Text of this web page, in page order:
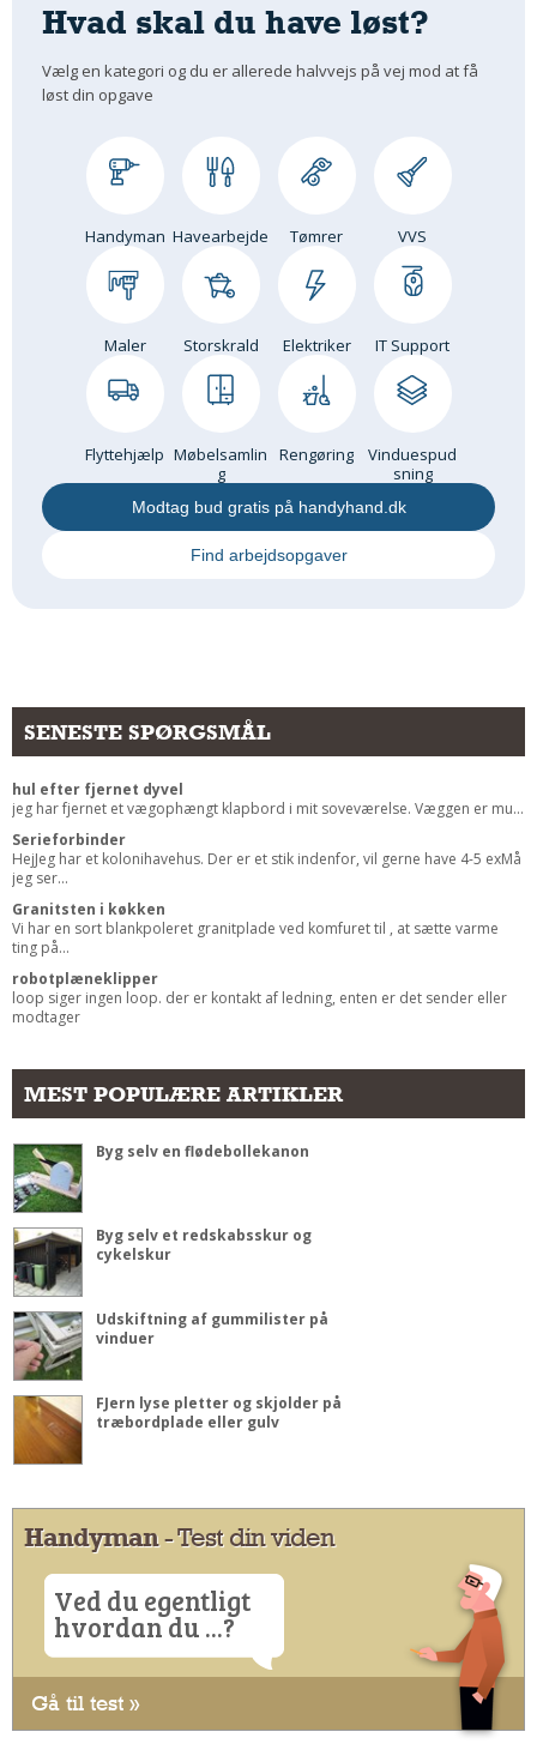
Kan Det Males?
MURER
Nybygning
Om Materialer
GLARMESTER
Udskiftning Og Montage
HANDYMAN
Tips Og Tricks
Andet
Båd
GARTNER
Andet
RENGØRING
Rengøring Af Overflader
Pletleksikon
Hvad skal du have løst?
Vælg en kategori og du er allerede halvvejs på vej mod at få
løst din opgave
Handyman Havearbejde Tømrer VVS
Maler Storskrald Elektriker IT Support
Flyttehjælp Møbelsamlin
g
Rengøring
Vinduespud
sning
Modtag bud gratis på handyhand.dk
Find arbejdsopgaver
SENESTE SPØRGSMÅL
hul efter fjernet dyvel
jeg har fjernet et vægophængt klapbord i mit soveværelse. Væggen er mu...
Serieforbinder
HejJeg har et kolonihavehus. Der er et stik indenfor, vil gerne have 4-5 exMå
jeg ser...
Granitsten i køkken
Vi har en sort blankpoleret granitplade ved komfuret til , at sætte varme
ting på...
robotplæneklipper
loop siger ingen loop. der er kontakt af ledning, enten er det sender eller
modtager
MEST POPULÆRE ARTIKLER
Byg selv en flødebollekanon
Byg selv et redskabsskur og
cykelskur
Udskiftning af gummilister på
vinduer
FJern lyse pletter og skjolder på
træbordplade eller gulv
Handyman- Test din viden
Ved du egentligt
hvordan du ...?
Gå til test »